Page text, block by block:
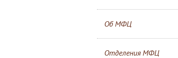
Об МФЦ
Отделения МФЦ